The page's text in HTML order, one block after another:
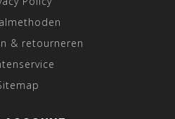
& retourneren